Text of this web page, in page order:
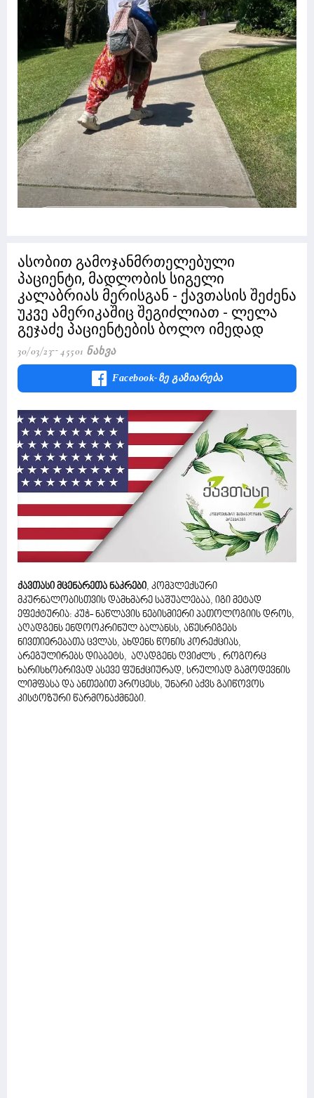
ასობით გამოჯანმრთელებული
პაციენტი, მადლობის სიგელი
კალაბრიას მერისგან - ქავთასის შეძენა
უკვე ამერიკაშიც შეგიძლიათ - ლელა
გეჯაძე პაციენტების ბოლო იმედად
30/03/23 45501 Ნახვა
Facebook-Ზე Გაზიარება
ქავთასი მცენარეთა ნაკრები, კომპლექსური
მკურნალობისთვის დამხმარე საშუალებაა, იგი მეტად
ეფექტურია: კუჭ- ნაწლავის ნებისმიერი პათოლოგიის დროს,
აღადგენს ენდოოკრინულ ბალანსს, აწესრიგებს
ნივთიერებათა ცვლას, ახდენს წონის კორექციას,
არეგულირებს დიაბეტს, აღადგენს ღვიძლს , როგორც
ხარისხობრივად ასევე ფუნქციურად, სრულიად გამოდევნის
ლიმფასა და ანთებით პროცესს, უნარი აქვს გაიწოვოს
კისტოზური წარმონაქმნები.